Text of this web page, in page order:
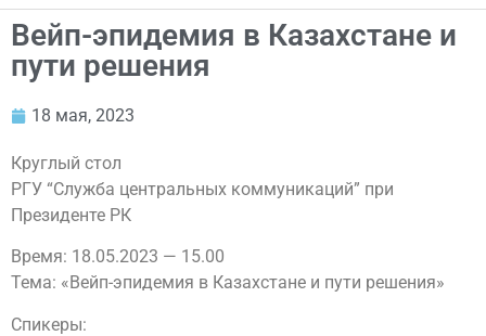
Вейп-эпидемия в Казахстане и
пути решения
18 мая, 2023
Круглый стол
РГУ “Служба центральных коммуникаций” при
Президенте РК
Время: 18.05.2023 — 15.00
Тема: «Вейп-эпидемия в Казахстане и пути решения»
Спикеры: